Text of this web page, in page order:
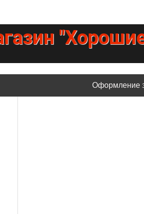
Оформление